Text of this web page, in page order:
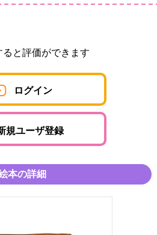
ると評価ができます
ログイン
規ユーザ登録
本の詳細